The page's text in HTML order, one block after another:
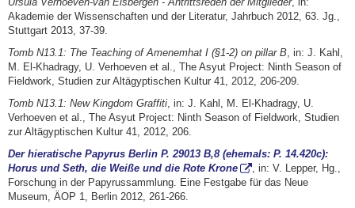
Akademie der Wissenschaften und der Literatur, Jahrbuch 2012, 63. Jg.,
Stuttgart 2013, 37-39.
Tomb N13.1: The Teaching of Amenemhat I (§1-2) on pillar B, in: J. Kahl,
M. El-Khadragy, U. Verhoeven et al., The Asyut Project: Ninth Season of
Fieldwork, Studien zur Altägyptischen Kultur 41, 2012, 206-209.
Tomb N13.1: New Kingdom Graffiti, in: J. Kahl, M. El-Khadragy, U.
Verhoeven et al., The Asyut Project: Ninth Season of Fieldwork, Studien
zur Altägyptischen Kultur 41, 2012, 206.
Der hieratische Papyrus Berlin P. 29013 B,8 (ehemals: P. 14.420c):
Horus und Seth, die Weiße und die Rote Krone
, in: V. Lepper, Hg.,
Forschung in der Papyrussammlung. Eine Festgabe für das Neue
Museum, ÄOP 1, Berlin 2012, 261-266.